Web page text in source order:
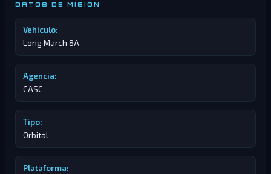
DATOS DE MISIÓN
Vehículo:
Long March 8A
Agencia:
CASC
Tipo:
Orbital
Plataforma: